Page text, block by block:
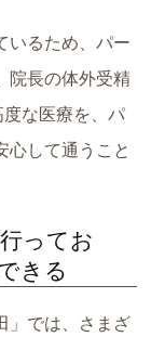
いるため、パー
院長の体外受精
な医療を、パ
心して通うこと
ってお
きる
」では、さまざ